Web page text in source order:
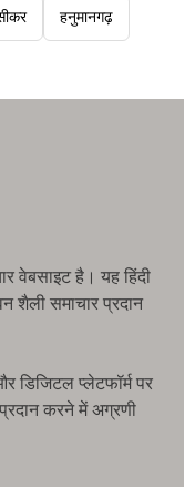
हनुमानगढ़
वेबसाइट है। यह हिंदी
शैली समाचार प्रदान
डिजिटल प्लेटफॉर्म पर
प्रदान करने में अग्रणी